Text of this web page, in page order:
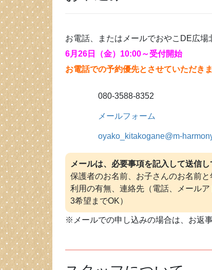
お電話、またはメールでおやこDE広場
6月26日（金）10:00～受付開始
お電話での予約優先とさせていただき
080-3588-8352
メールフォーム
oyako_kitakogane@m-
メールは、必要事項を記入して送信し
保護者のお名前、お子さんのお名前
利用の有無、連絡先（電話、メール
3希望までOK）
※メールでの申し込みの場合は、お返